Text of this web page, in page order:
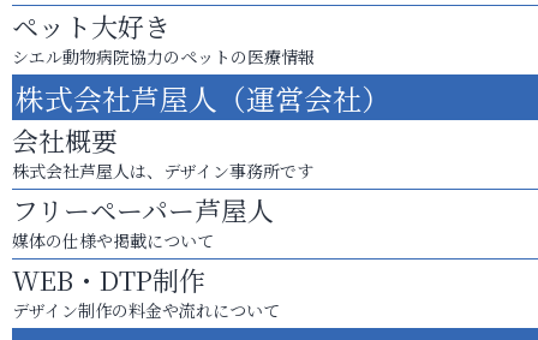
ペット大好き
シエル動物病院協力のペットの医療情報
株式会社芦屋人（運営会社）
会社概要
株式会社芦屋人は、デザイン事務所です
フリーペーパー芦屋人
媒体の仕様や掲載について
WEB・DTP制作
デザイン制作の料金や流れについて